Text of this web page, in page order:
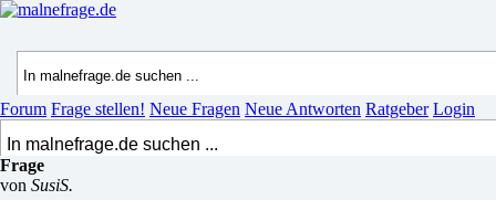
Forum Frage stellen! Neue Fragen Neue Antworten Ratgeber Login
Frage
von SusiS.